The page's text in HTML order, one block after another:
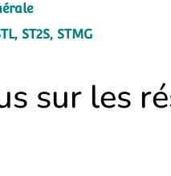
ST2S, STMG
sur les